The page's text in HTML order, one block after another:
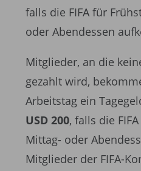
falls die FIFA für
oder Abendessen
Mitglieder, an die
gezahlt wird,
Arbeitstag ein
USD 200, falls die
Mittag- oder
Mitglieder der FIFA-